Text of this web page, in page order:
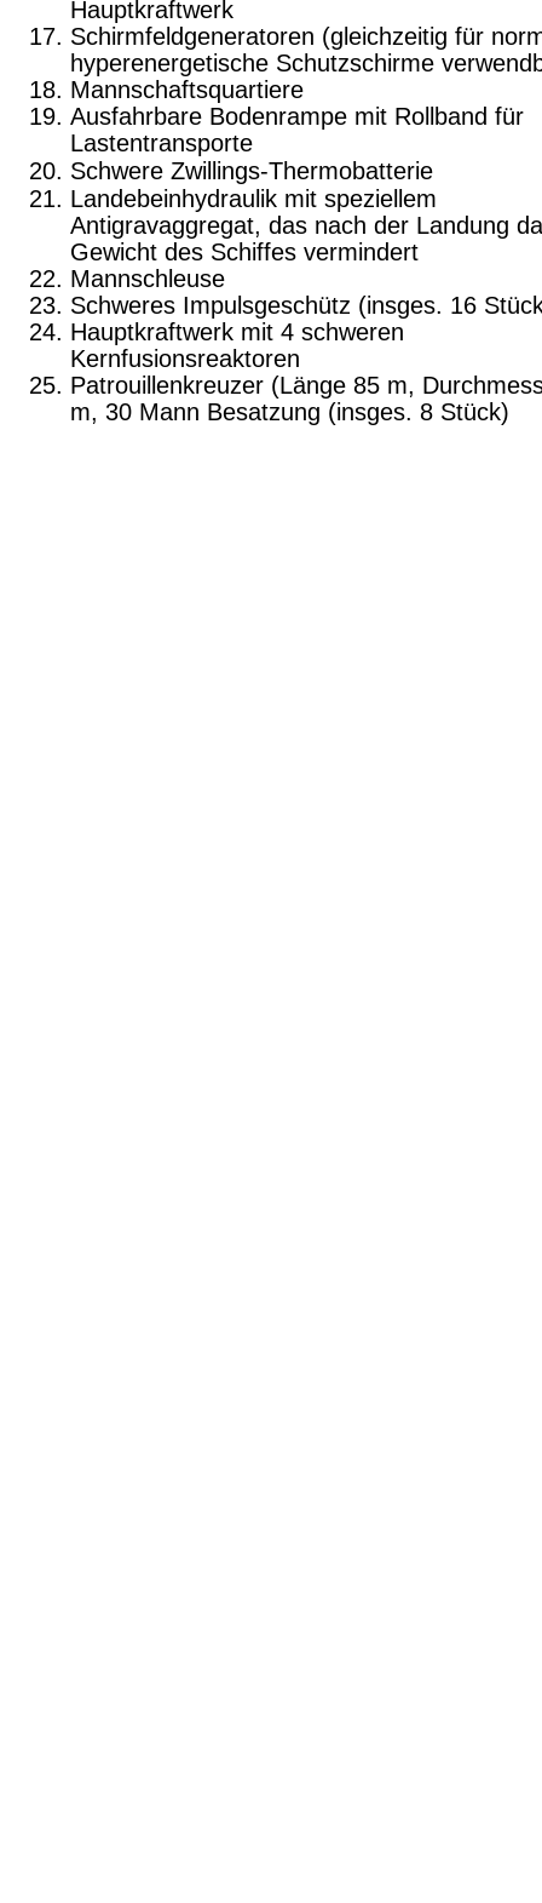
Hauptkraftwerk
Schirmfeldgeneratoren (gleichzeitig für
hyperenergetische Schutzschirme
Mannschaftsquartiere
Ausfahrbare Bodenrampe mit Rollband für
Lastentrans­porte
Schwere Zwillings-Thermobatterie
Landebeinhydraulik mit speziellem
Antigravaggregat, das nach der Landung
Gewicht des Schiffes ver­mindert
Mannschleuse
Schweres Impulsgeschütz (insges. 16
Hauptkraftwerk mit 4 schweren
Kernfusionsreaktoren
Patrouillenkreuzer (Länge 85 m,
m, 30 Mann Besatzung (insges. 8 Stück)